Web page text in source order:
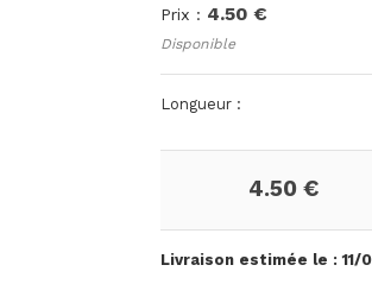
Prix : 4.50 €
Disponible
Longueur :
4.50 €
Livraison estimée le :11/